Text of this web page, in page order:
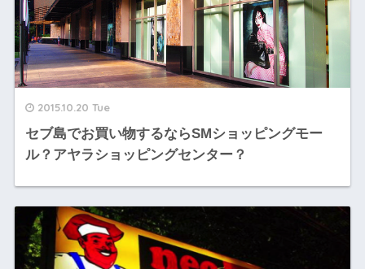
2015.10.20 Tue
セブ島でお買い物するならSMショッピングモー
ル？アヤラショッピングセンター？